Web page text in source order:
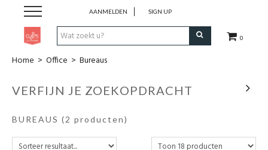
0
AANMELDEN SIGN UP
Pen & Papier
Office
Home > Office > Bureaus
VERFIJN JE ZOEKOPDRACHT
BUREAUS (2 producten)